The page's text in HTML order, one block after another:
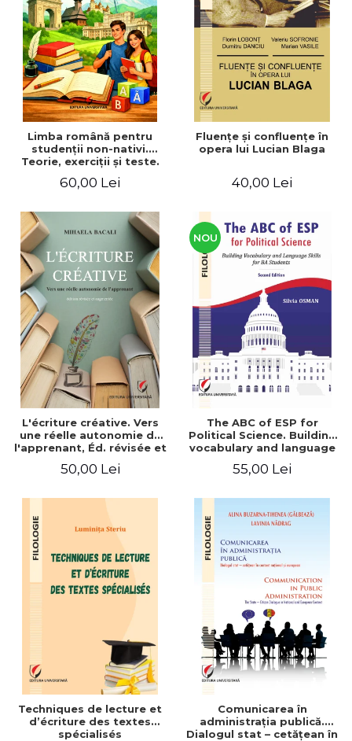
ADMINISTRATIVE
ȘTIINȚE ECONOMICE
ȘTIINȚE EXACTE
EDUCAȚIE FIZICĂ ȘI SPORT
PREUNIVERSITARIA
TIMP LIBER
ÎN CURS DE APARIȚIE
NOUTĂȚI
PACHETE DE STUDIU
ULTIMELE EXEMPLARE
Cum Cumpăr
Livrare
Politica de Retur
Formular de Retur
Distribuitori
Limba română pentru
studenţii non-nativi.
Teorie, exerciţii şi teste.
60,00 Lei
Fluenţe şi confluenţe în
opera lui Lucian Blaga
40,00 Lei
L'écriture créative. Vers
une réelle autonomie de
l'apprenant, Éd. révisée et
50,00 Lei
NOU
The ABC of ESP for
Political Science. Building
vocabulary and language
55,00 Lei
Techniques de lecture et
d’écriture des textes
spécialisés
Comunicarea în
administraţia publică.
Dialogul stat – cetăţean în